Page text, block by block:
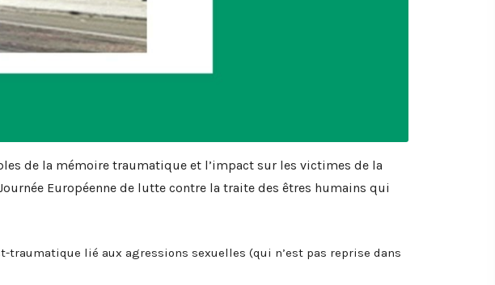
de la mémoire traumatique et l’impact sur les victimes de la
Européenne de lutte contre la traite des êtres humains qui
lié aux agressions sexuelles (qui n’est pas reprise dans